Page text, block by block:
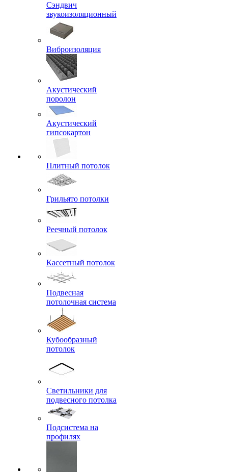
Сэндвич
звукоизоляционный
Виброизоляция
Акустический
поролон
Акустический
гипсокартон
Плитный потолок
Грильято потолки
Реечный потолок
Кассетный потолок
Подвесная
потолочная система
Кубообразный
потолок
Светильники для
подвесного потолка
Подсистема на
профилях